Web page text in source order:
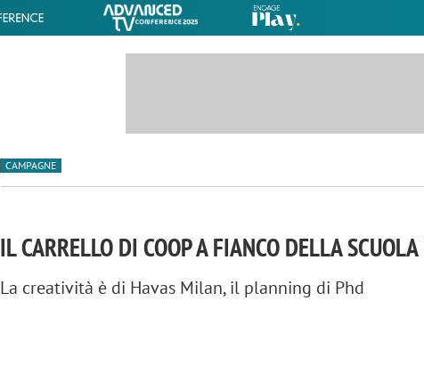
CAMPAGNE
IL CARRELLO DI COOP A FIANCO DELLA
La creatività è di Havas Milan, il planning di Phd